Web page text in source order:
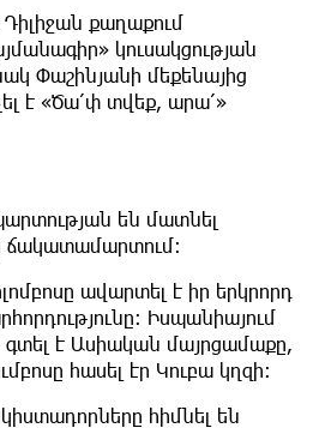
քաղաքում
կուսակցության
Փաշինյանի մեքենայից
է «Ծա՛փ տվեք, արա՛»
են մատնել
ճակատամարտում:
ավարտել է իր երկրորդ
Իսպանիայում
է Ասիական մայրցամաքը,
հասել էր Կուբա կղզի:
հիմնել են